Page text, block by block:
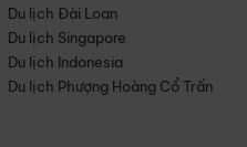
Du lịch Đài Loan
Du lịch Singapore
Du lịch Indonesia
Du lịch Phượng Hoàng Cổ Trấn